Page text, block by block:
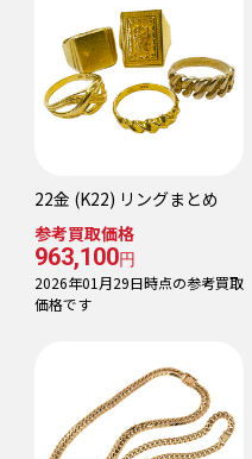
22金 (K22) リングまとめ
参考買取価格
963,100円
2026年01月29日時点の参考買取
価格です